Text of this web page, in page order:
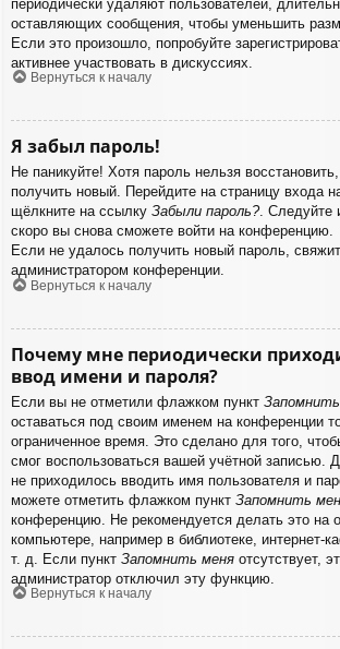
периодически удаляют пользователей,
оставляющих сообщения, чтобы уменьшить
Если это произошло, попробуйте
активнее участвовать в дискуссиях.
Вернуться к началу
Я забыл пароль!
Не паникуйте! Хотя пароль нельзя
получить новый. Перейдите на страницу входа
щёлкните на ссылку Забыли пароль?. Следуйте
скоро вы снова сможете войти на конференцию.
Если не удалось получить новый пароль,
администратором конференции.
Вернуться к началу
Почему мне периодически
ввод имени и пароля?
Если вы не отметили флажком пункт
оставаться под своим именем на конференции
ограниченное время. Это сделано для того,
смог воспользоваться вашей учётной записью.
не приходилось вводить имя пользователя и
можете отметить флажком пункт Запомнить
конференцию. Не рекомендуется делать это на
компьютере, например в библиотеке, интернет-
т. д. Если пункт Запомнить меня отсутствует,
администратор отключил эту функцию.
Вернуться к началу